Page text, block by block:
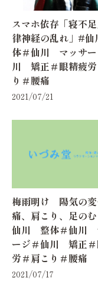
スマホ依存「寝不
律神経の乱れ」#
体＃仙川 マッサー
川 矯正＃眼精疲労
り＃腰痛
2021/07/21
梅雨明け 陽気の
痛、肩こり、足の
仙川 整体＃仙川
ージ＃仙川 矯正＃
労＃肩こり＃腰痛
2021/07/17